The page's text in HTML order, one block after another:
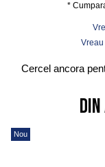
*
Vreau
Cercel ancora
Nou